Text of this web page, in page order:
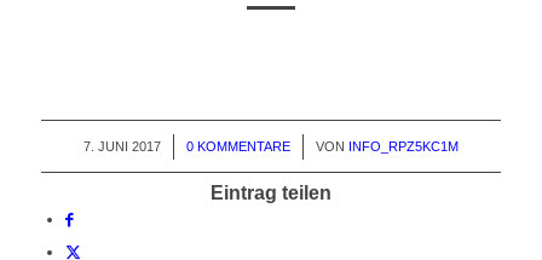
7. JUNI 2017
/ 0 KOMMENTARE
/ VON INFO_RPZ5KC1M
Eintrag teilen